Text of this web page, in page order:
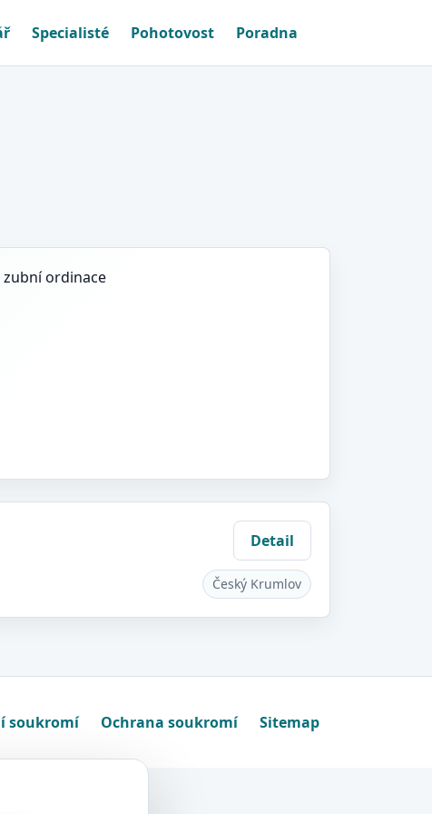
Specialisté Pohotovost Poradna
zubní ordinace
Detail
Český Krumlov
soukromí Ochrana soukromí Sitemap